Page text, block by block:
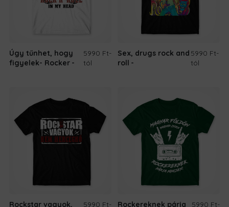
Úgy tűnhet, hogy
figyelek- Rocker
5990 Ft-
tól
Sex, drugs rock and
roll
5990 Ft-
tól
Rockstar vagyok, 5990 Ft- Rockereknek párja 5990 Ft-